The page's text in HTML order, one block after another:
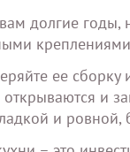
долгие
ее сборку
и
и ровной,